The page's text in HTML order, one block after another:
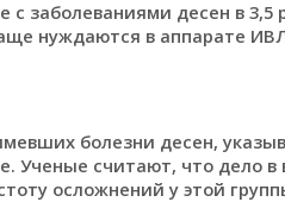
с заболеваниями десен в
нуждаются в аппарате
болезни десен,
Ученые считают, что дело в
осложнений у этой